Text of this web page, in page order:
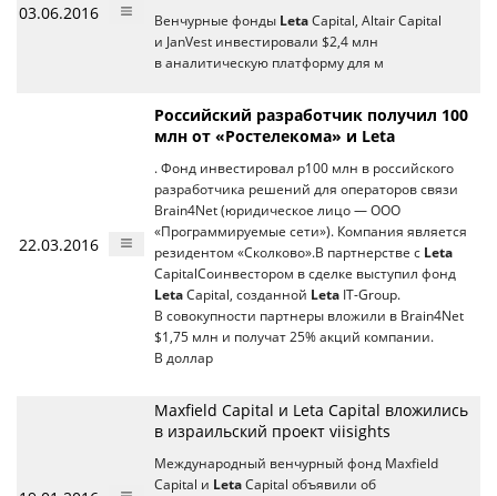
03.06.2016 Венчурные фонды Leta Capital, Altair Capital
и JanVest инвестировали $2,4 млн
в аналитическую платформу для м
22.03.2016
Российский разработчик получил 100
млн от «Ростелекома» и Leta
. Фонд инвестировал p100 млн в российского
разработчика решений для операторов связи
Brain4Net (юридическое лицо — ООО
«Программируемые сети»). Компания является
резидентом «Сколково».В партнерстве с Leta
CapitalСоинвестором в сделке выступил фонд
Leta Capital, созданной Leta IT-Group.
В совокупности партнеры вложили в Brain4Net
$1,75 млн и получат 25% акций компании.
В доллар
Maxfield Capital и Leta Capital вложились
в израильский проект viisights
Международный венчурный фонд Maxfield
Capital и Leta Capital объявили об